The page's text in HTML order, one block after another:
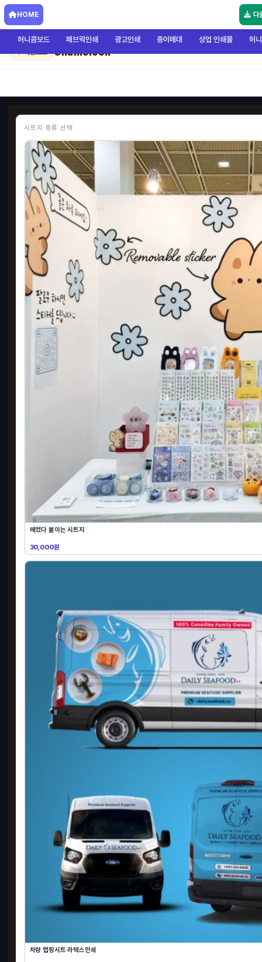
HOME 다
허니콤보드 패브릭인쇄 광고인쇄 종이매대 상업 인쇄물 허
← 메인으로 Chameleon
시트지 종류 선택
떼었다 붙이는 시트지
30,000원
차량 랩핑시트 라텍스인쇄